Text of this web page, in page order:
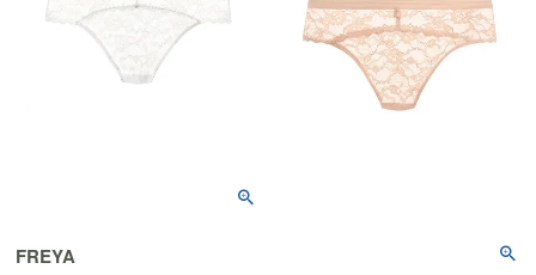
FREYA